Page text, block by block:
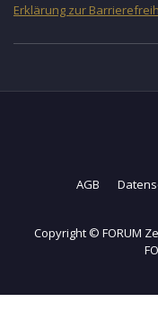
Erklärung zur
AGB
Copyright © FORUM